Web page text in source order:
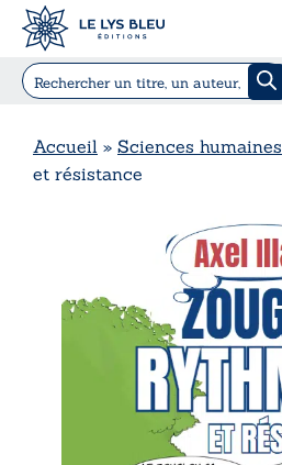
Accueil » Sciences humaines
et résistance